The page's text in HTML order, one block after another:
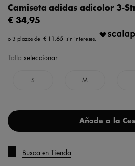
Camiseta adidas adicolor 3-
€ 34,95
€ 11.65
Talla seleccionar
S M
Añade a la
Busca en Tienda